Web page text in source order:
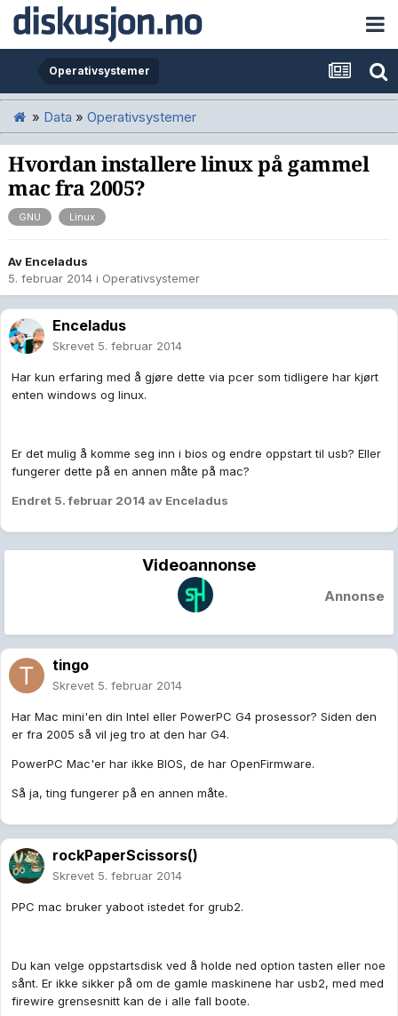
Operativsystemer
» Data » Operativsystemer
Hvordan installere linux på gammel
mac fra 2005?
GNU Linux
Av Enceladus
5. februar 2014 i Operativsystemer
Enceladus
Skrevet 5. februar 2014
Har kun erfaring med å gjøre dette via pcer som tidligere har kjørt
enten windows og linux.
Er det mulig å komme seg inn i bios og endre oppstart til usb? Eller
fungerer dette på en annen måte på mac?
Endret 5. februar 2014 av Enceladus
Videoannonse
Annonse
tingo
Skrevet 5. februar 2014
Har Mac mini'en din Intel eller PowerPC G4 prosessor? Siden den
er fra 2005 så vil jeg tro at den har G4.
PowerPC Mac'er har ikke BIOS, de har OpenFirmware.
Så ja, ting fungerer på en annen måte.
rockPaperScissors()
Skrevet 5. februar 2014
PPC mac bruker yaboot istedet for grub2.
Du kan velge oppstartsdisk ved å holde ned option tasten eller noe
sånt. Er ikke sikker på om de gamle maskinene har usb2, med med
firewire grensesnitt kan de i alle fall boote.